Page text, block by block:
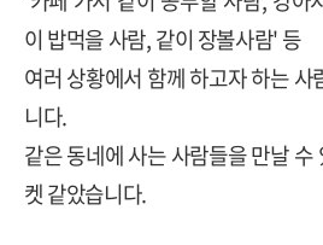
이 밥먹을 사람, 같이 장볼사람' 등
여러 상황에서 함께 하고자 하는
니다.
같은 동네에 사는 사람들을 만날
켓 같았습니다.